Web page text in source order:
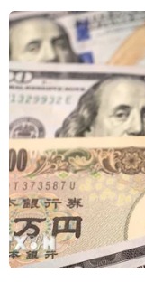
Quyền con
Lật tẩy chiêu
quyền
Ban hành
em giai
Quy định
người bị tạm
Việt Nam
xây dựng